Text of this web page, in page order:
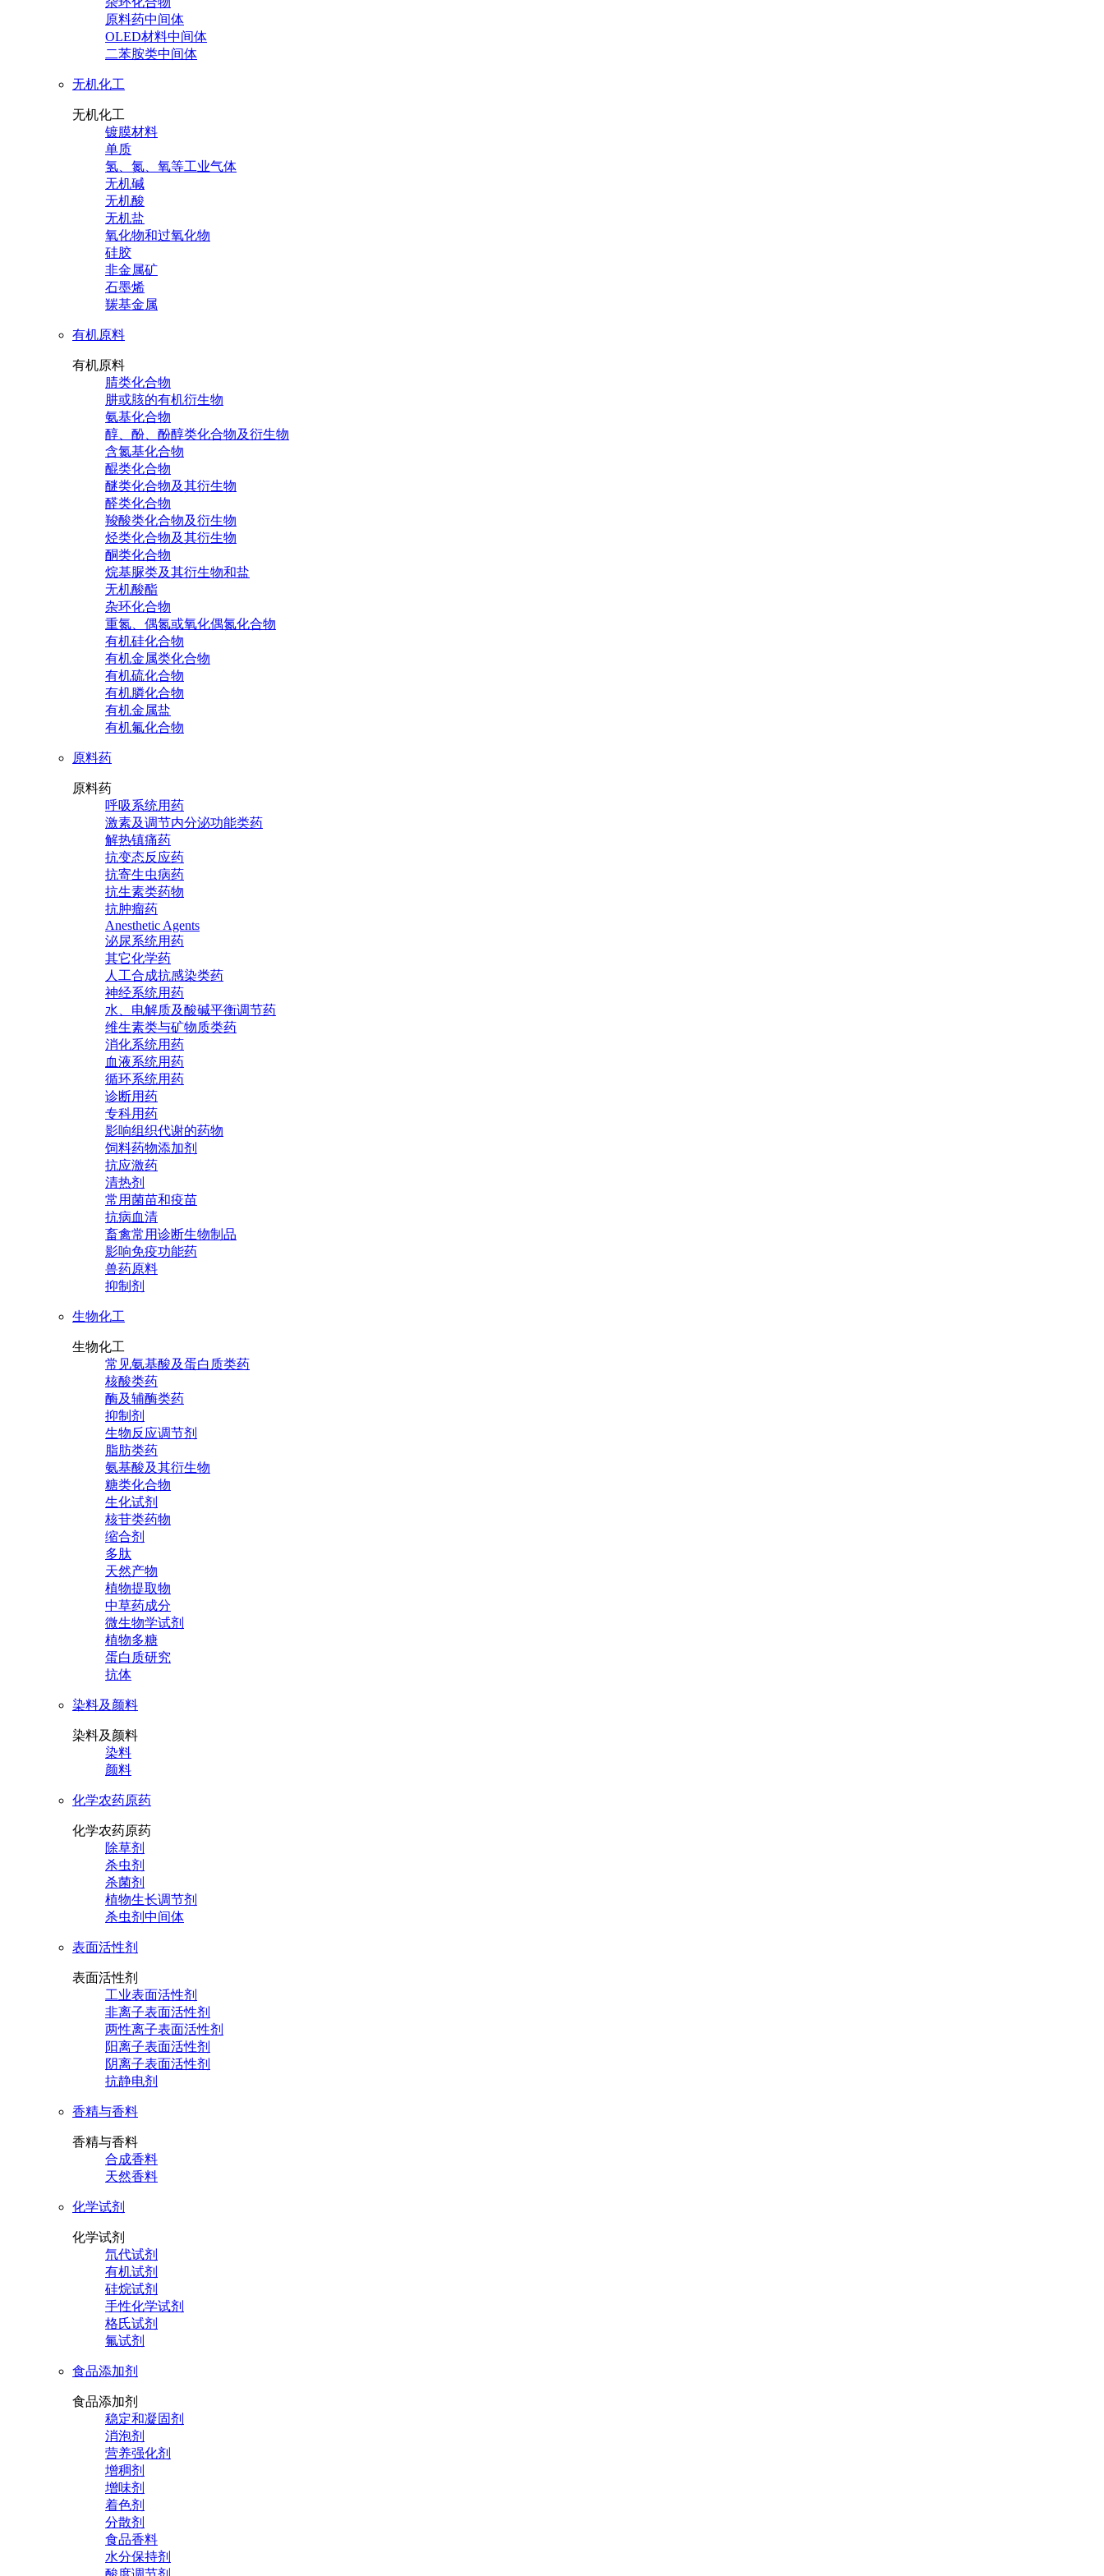
原料药中间体
OLED材料中间体
二苯胺类中间体
无机化工
无机化工
镀膜材料
单质
氢、氮、氧等工业气体
无机碱
无机酸
无机盐
氧化物和过氧化物
硅胶
非金属矿
石墨烯
羰基金属
有机原料
有机原料
腈类化合物
肼或胲的有机衍生物
氨基化合物
醇、酚、酚醇类化合物及衍生物
含氮基化合物
醌类化合物
醚类化合物及其衍生物
醛类化合物
羧酸类化合物及衍生物
烃类化合物及其衍生物
酮类化合物
烷基脲类及其衍生物和盐
无机酸酯
杂环化合物
重氮、偶氮或氧化偶氮化合物
有机硅化合物
有机金属类化合物
有机硫化合物
有机膦化合物
有机金属盐
有机氟化合物
原料药
原料药
呼吸系统用药
激素及调节内分泌功能类药
解热镇痛药
抗变态反应药
抗寄生虫病药
抗生素类药物
抗肿瘤药
Anesthetic Agents
泌尿系统用药
其它化学药
人工合成抗感染类药
神经系统用药
水、电解质及酸碱平衡调节药
维生素类与矿物质类药
消化系统用药
血液系统用药
循环系统用药
诊断用药
专科用药
影响组织代谢的药物
饲料药物添加剂
抗应激药
清热剂
常用菌苗和疫苗
抗病血清
畜禽常用诊断生物制品
影响免疫功能药
兽药原料
抑制剂
生物化工
生物化工
常见氨基酸及蛋白质类药
核酸类药
酶及辅酶类药
抑制剂
生物反应调节剂
脂肪类药
氨基酸及其衍生物
糖类化合物
生化试剂
核苷类药物
缩合剂
多肽
天然产物
植物提取物
中草药成分
微生物学试剂
植物多糖
蛋白质研究
抗体
染料及颜料
染料及颜料
染料
颜料
化学农药原药
化学农药原药
除草剂
杀虫剂
杀菌剂
植物生长调节剂
杀虫剂中间体
表面活性剂
表面活性剂
工业表面活性剂
非离子表面活性剂
两性离子表面活性剂
阳离子表面活性剂
阴离子表面活性剂
抗静电剂
香精与香料
香精与香料
合成香料
天然香料
化学试剂
化学试剂
氘代试剂
有机试剂
硅烷试剂
手性化学试剂
格氏试剂
氟试剂
食品添加剂
食品添加剂
稳定和凝固剂
消泡剂
营养强化剂
增稠剂
增味剂
着色剂
分散剂
食品香料
水分保持剂